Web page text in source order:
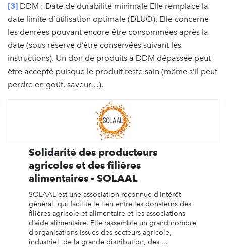
[3] DDM : Date de durabilité minimale Elle remplace la
date limite d’utilisation optimale (DLUO). Elle concerne
les denrées pouvant encore être consommées après la
date (sous réserve d’être conservées suivant les
instructions). Un don de produits à DDM dépassée peut
être accepté puisque le produit reste sain (même s’il peut
perdre en goût, saveur…).
Solidarité des producteurs
agricoles et des filières
alimentaires - SOLAAL
SOLAAL est une association reconnue d’intérêt
général, qui facilite le lien entre les donateurs des
filières agricole et alimentaire et les associations
d’aide alimentaire. Elle rassemble un grand nombre
d’organisations issues des secteurs agricole,
industriel, de la grande distribution, des ...